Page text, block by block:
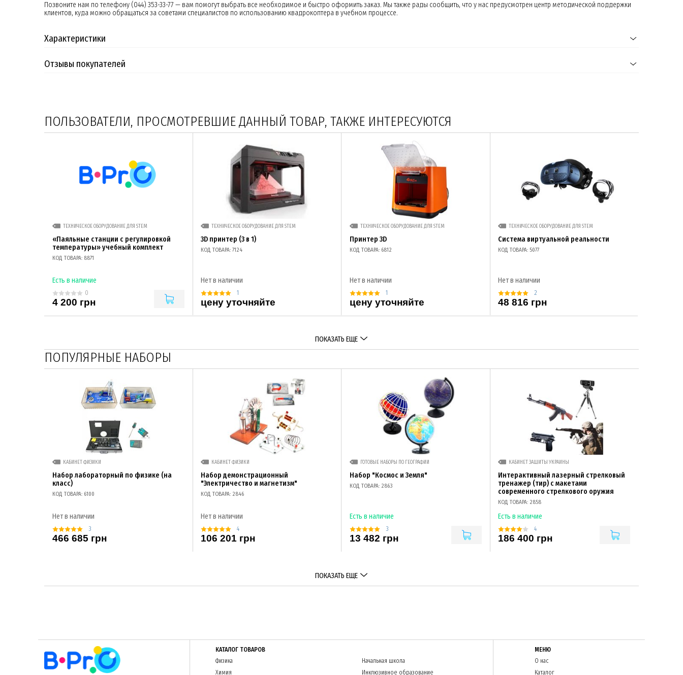
Позвоните нам по телефону (044) 353-33-77 — вам помогут выбрать все необходимое и быстро оформить заказ. Мы также рады сообщить, что у нас предусмотрен центр методической поддержки
клиентов, куда можно обращаться за советами специалистов по использованию квадрокоптера в учебном процессе.
Характеристики
Отзывы покупателей
ПОЛЬЗОВАТЕЛИ, ПРОСМОТРЕВШИЕ ДАННЫЙ ТОВАР, ТАКЖЕ ИНТЕРЕСУЮТСЯ
ТЕХНИЧЕСКОЕ ОБОРУДОВАНИЕ ДЛЯ STEM
«Паяльные станции с регулировкой
температуры» учебный комплект
КОД ТОВАРА: 8871
Есть в наличие
0
4 200 грн
ТЕХНИЧЕСКОЕ ОБОРУДОВАНИЕ ДЛЯ STEM
3D принтер (3 в 1)
КОД ТОВАРА: 7124
Нет в наличии
1
цену уточняйте
ТЕХНИЧЕСКОЕ ОБОРУДОВАНИЕ ДЛЯ STEM
Принтер 3D
КОД ТОВАРА: 6812
Нет в наличии
1
цену уточняйте
ТЕХНИЧЕСКОЕ ОБОРУДОВАНИЕ ДЛЯ STEM
Система виртуальной реальности
КОД ТОВАРА: 5077
Нет в наличии
2
48 816 грн
ПОКАЗАТЬ ЕЩЕ
ПОПУЛЯРНЫЕ НАБОРЫ
КАБИНЕТ ФИЗИКИ
Набор лабораторный по физике (на
класс)
КОД ТОВАРА: 6100
Нет в наличии
3
466 685 грн
КАБИНЕТ ФИЗИКИ
Набор демонстрационный
"Электричество и магнетизм"
КОД ТОВАРА: 2846
Нет в наличии
4
106 201 грн
ГОТОВЫЕ НАБОРЫ ПО ГЕОГРАФИИ
Набор "Космос и Земля"
КОД ТОВАРА: 2863
Есть в наличие
3
13 482 грн
КАБИНЕТ ЗАЩИТЫ УКРАИНЫ
Интерактивный лазерный стрелковый
тренажер (тир) с макетами
современного стрелкового оружия
КОД ТОВАРА: 2858
Есть в наличие
4
186 400 грн
ПОКАЗАТЬ ЕЩЕ
КАТАЛОГ ТОВАРОВ
Физика
Химия
Начальная школа
Инклюзивное образование
МЕНЮ
О нас
Каталог